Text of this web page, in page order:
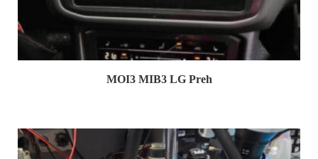
MOI3 MIB3 LG Preh